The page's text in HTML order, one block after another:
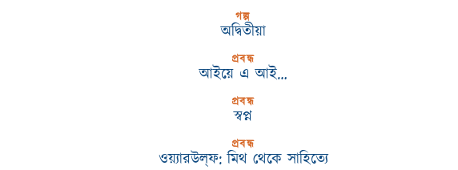
গল্প
অদ্বিতীয়া
প্রবন্ধ
আইয়ে এ আই…
প্রবন্ধ
স্বপ্ন
প্রবন্ধ
ওয়্যারউল্‌ফ: মিথ থেকে সাহিত্যে